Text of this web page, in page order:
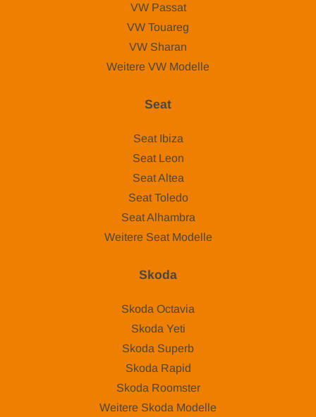
VW Passat
VW Touareg
VW Sharan
Weitere VW Modelle
Seat
Seat Ibiza
Seat Leon
Seat Altea
Seat Toledo
Seat Alhambra
Weitere Seat Modelle
Skoda
Skoda Octavia
Skoda Yeti
Skoda Superb
Skoda Rapid
Skoda Roomster
Weitere Skoda Modelle